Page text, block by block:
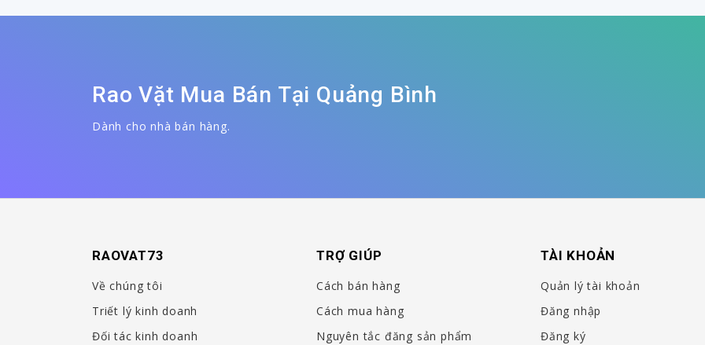
Rao Vặt Mua Bán Tại Quảng Bình
Dành cho nhà bán hàng.
RAOVAT73
Về chúng tôi
Triết lý kinh doanh
Đối tác kinh doanh
TRỢ GIÚP
Cách bán hàng
Cách mua hàng
Nguyên tắc đăng sản phẩm
TÀI KHOẢN
Quản lý tài khoản
Đăng nhập
Đăng ký